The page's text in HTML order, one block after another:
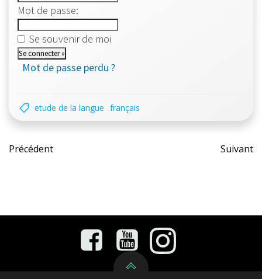
Mot de passe:
Se souvenir de moi
Mot de passe perdu ?
etude de la langue français
Post
Précédent Suivant